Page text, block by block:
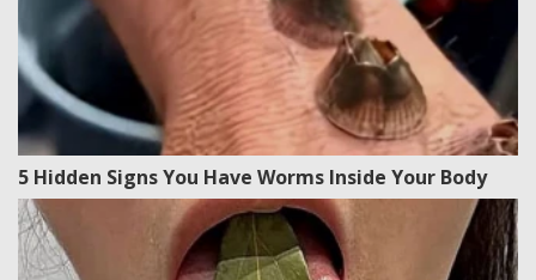
5 Hidden Signs You Have Worms Inside Your Body